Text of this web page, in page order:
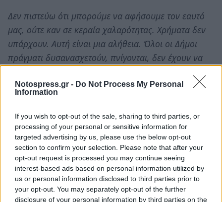
Notospress.gr - Do Not Process My Personal
Information
If you wish to opt-out of the sale, sharing to third parties, or
processing of your personal or sensitive information for
targeted advertising by us, please use the below opt-out
section to confirm your selection. Please note that after your
opt-out request is processed you may continue seeing
interest-based ads based on personal information utilized by
us or personal information disclosed to third parties prior to
your opt-out. You may separately opt-out of the further
disclosure of your personal information by third parties on the
Δεν πιστεύω ότι μπορούμε να αφήσουμε τον εαυτό
μας, ούτε καν σε κεραία χαλαρότητας. Χρήματα δεν
υπάρχουν. Αυτή είναι μια αλήθεια. Όλοι οι Δήμοι
πράγματι δυσανασχετούν, πνίγονται, δεν έχουν να
δώσαμε θέσεις, αλλά δεν τους δώσαμε χρήματα. Και
κανένα τομέα. Αυτό πρέπει να το ξέρουμε όλοι μας.
Μέχρι τώρα και η Ν.Δ, αλλά και εμείς φωνάζαμε γιατί
δεν είχαμε πρόσβαση στους αριθμούς. Τώρα που
έχουμε σας λέω ότι η εικόνα είναι ανατριχιαστική.
Ευελπιστώ όμως ότι αν δείξουμε την δέουσα και
πρέπουσα αυτοπειθαρχία θα μπορέσουμε να βρούμε
λύσεις.